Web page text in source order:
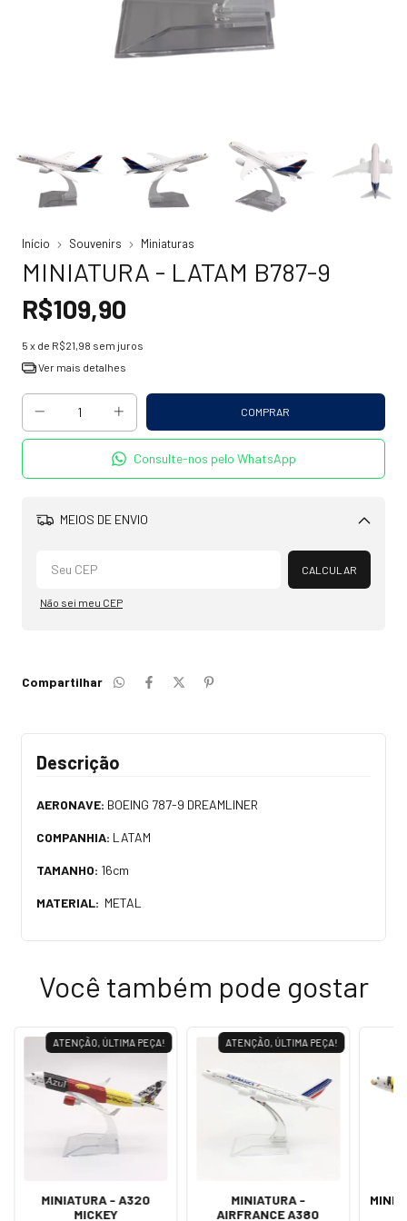
Início Souvenirs Miniaturas
MINIATURA - LATAM B787-9
R$109,90
5 x de R$21,98 sem juros
Ver mais detalhes
Consulte-nos pelo WhatsApp
MEIOS DE ENVIO
Alterar CEP
CALCULAR
Não sei meu CEP
Compartilhar
Descrição
AERONAVE: BOEING 787-9 DREAMLINER
COMPANHIA: LATAM
TAMANHO: 16cm
MATERIAL: METAL
Você também pode gostar
ATENÇÃO, ÚLTIMA PEÇA!
MINIATURA - A320
MICKEY
ATENÇÃO, ÚLTIMA PEÇA!
MINIATURA -
AIRFRANCE A380